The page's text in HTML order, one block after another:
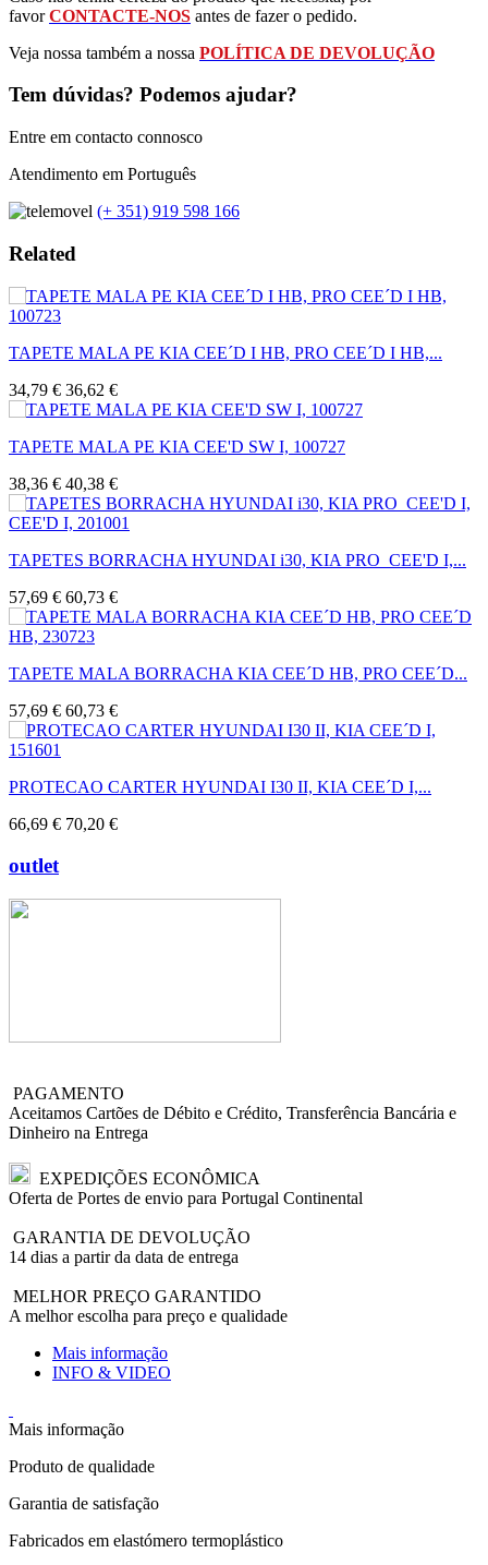
favorCONTACTE-NOS antes de fazer o pedido.
Veja nossa também a nossa POLÍTICA DE DEVOLUÇÃO
Tem dúvidas? Podemos ajudar?
Entre em contacto connosco
Atendimento em Português
(+ 351) 919 598 166
Related
TAPETE MALA PE KIA CEE´D I HB, PRO CEE´D I HB,...
34,79 € 36,62 €
TAPETE MALA PE KIA CEE'D SW I, 100727
38,36 € 40,38 €
TAPETES BORRACHA HYUNDAI i30, KIA PRO_CEE'D I,...
57,69 € 60,73 €
TAPETE MALA BORRACHA KIA CEE´D HB, PRO CEE´D...
57,69 € 60,73 €
PROTECAO CARTER HYUNDAI I30 II, KIA CEE´D I,...
66,69 € 70,20 €
outlet
PAGAMENTO
Aceitamos Cartões de Débito e Crédito, Transferência Bancária e
Dinheiro na Entrega
EXPEDIÇÕES ECONÔMICA
Oferta de Portes de envio para Portugal Continental
GARANTIA DE DEVOLUÇÃO
14 dias a partir da data de entrega
MELHOR PREÇO GARANTIDO
A melhor escolha para preço e qualidade
Mais informação
INFO & VIDEO
Mais informação
Produto de qualidade
Garantia de satisfação
Fabricados em elastómero termoplástico